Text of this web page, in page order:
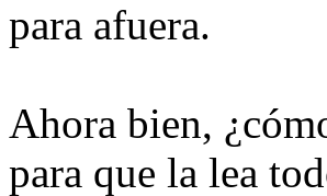
para afuera.
Ahora bien,
para que la lea